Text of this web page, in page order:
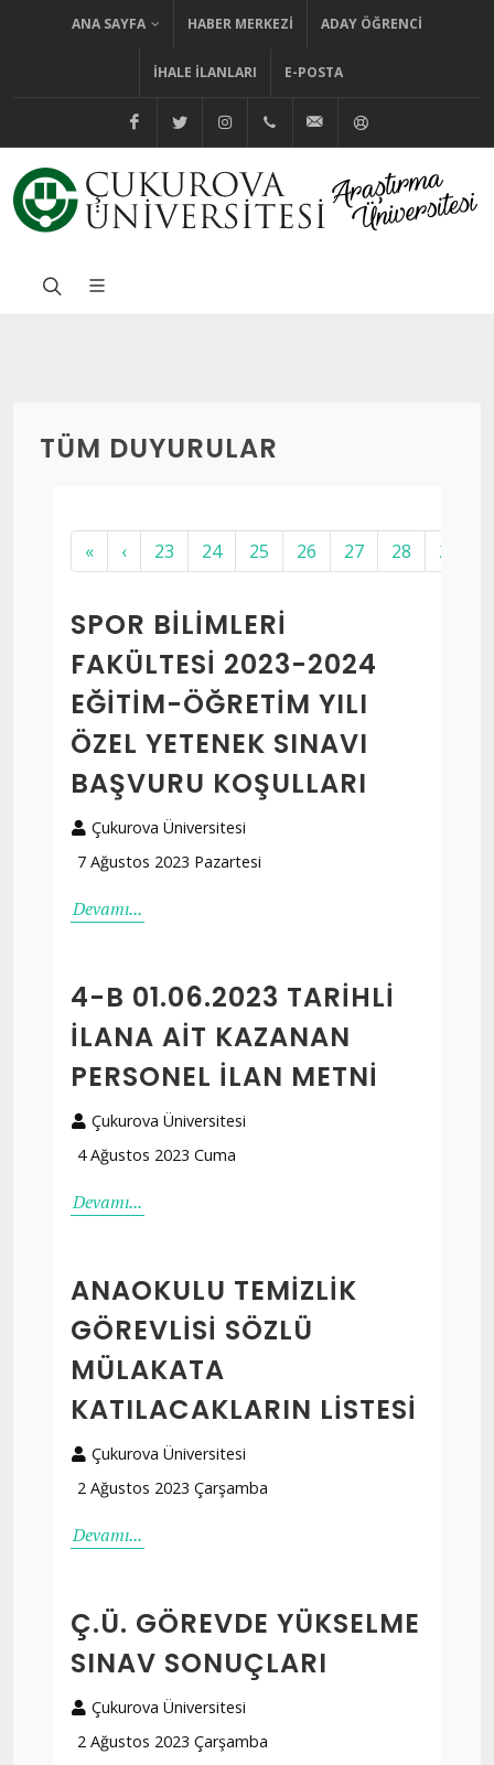
ANA SAYFA HABER MERKEZI ADAY ÖĞRENCI
İHALE İLANLARI E-POSTA
@cuhabermerkezi
@cukurovaedutr
@cukurovaedutr
+90 (322) 338 60 84
bilgi@cu.edu.tr
TÜM DUYURULAR
« ‹ 23 24 25 26 27 28 29
SPOR BILIMLERI
FAKÜLTESI 2023-2024
EĞITIM-ÖĞRETIM YILI
ÖZEL YETENEK SINAVI
BAŞVURU KOŞULLARI
Çukurova Üniversitesi
7 Ağustos 2023 Pazartesi
Devamı...
4-B 01.06.2023 TARİHLİ
İLANA AİT KAZANAN
PERSONEL İLAN METNİ
Çukurova Üniversitesi
4 Ağustos 2023 Cuma
Devamı...
ANAOKULU TEMIZLIK
GÖREVLISI SÖZLÜ
MÜLAKATA
KATILACAKLARIN LISTESI
Çukurova Üniversitesi
2 Ağustos 2023 Çarşamba
Devamı...
Ç.Ü. GÖREVDE YÜKSELME
SINAV SONUÇLARI
Çukurova Üniversitesi
2 Ağustos 2023 Çarşamba